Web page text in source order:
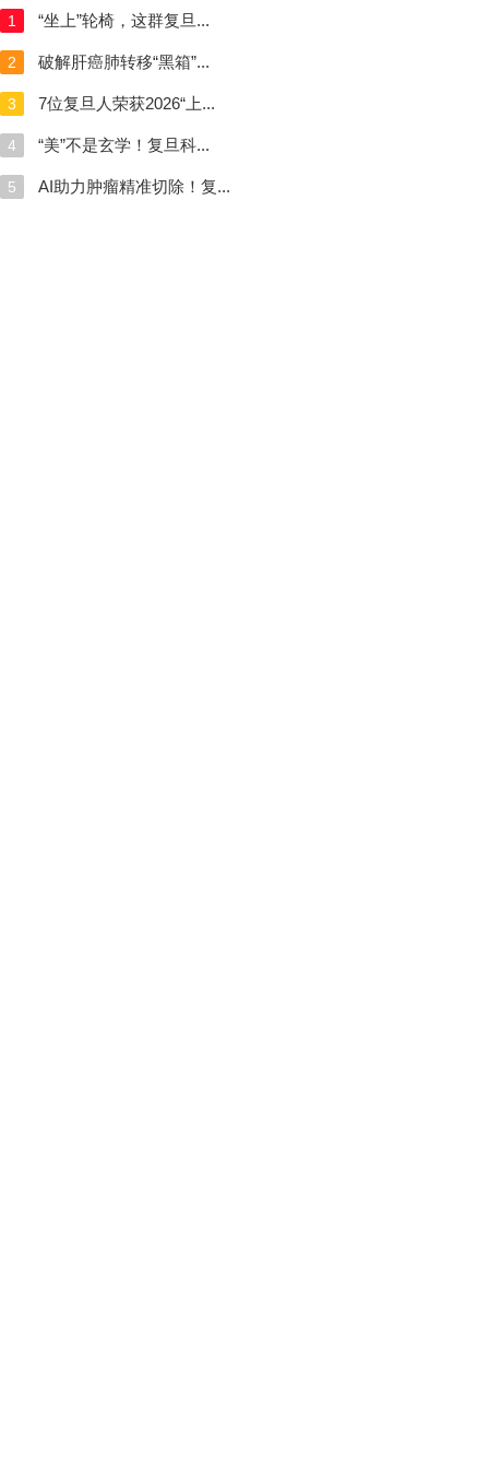
1 “坐上”轮椅，这群复旦...
2 破解肝癌肺转移“黑箱”...
3 7位复旦人荣获2026“上...
4 “美”不是玄学！复旦科...
5 AI助力肿瘤精准切除！复...